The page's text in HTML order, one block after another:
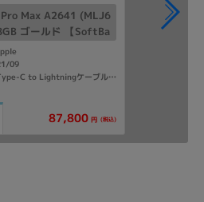
Max A2641 (MLJ6
ゴールド 【SoftBa
ー】
09
付属品: 箱/Type-C to Lightningケーブル/SIMカードツール/マニュアル
87,800 円 (税込)